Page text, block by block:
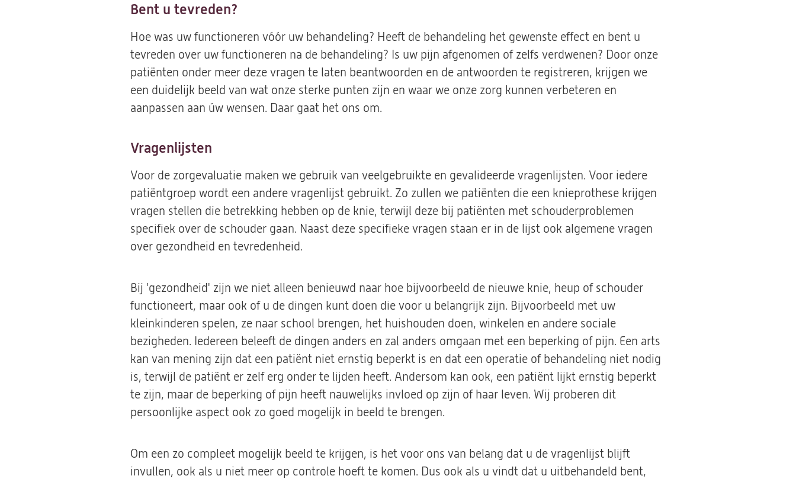
Bent u tevreden?
Hoe was uw functioneren vóór uw behandeling? Heeft de behandeling het gewenste effect en bent u
tevreden over uw functioneren na de behandeling? Is uw pijn afgenomen of zelfs verdwenen? Door onze
patiënten onder meer deze vragen te laten beantwoorden en de antwoorden te registreren, krijgen we
een duidelijk beeld van wat onze sterke punten zijn en waar we onze zorg kunnen verbeteren en
aanpassen aan úw wensen. Daar gaat het ons om.
Vragenlijsten
Voor de zorgevaluatie maken we gebruik van veelgebruikte en gevalideerde vragenlijsten. Voor iedere
patiëntgroep wordt een andere vragenlijst gebruikt. Zo zullen we patiënten die een knieprothese krijgen
vragen stellen die betrekking hebben op de knie, terwijl deze bij patiënten met schouderproblemen
specifiek over de schouder gaan. Naast deze specifieke vragen staan er in de lijst ook algemene vragen
over gezondheid en tevredenheid.
Bij 'gezondheid' zijn we niet alleen benieuwd naar hoe bijvoorbeeld de nieuwe knie, heup of schouder
functioneert, maar ook of u de dingen kunt doen die voor u belangrijk zijn. Bijvoorbeeld met uw
kleinkinderen spelen, ze naar school brengen, het huishouden doen, winkelen en andere sociale
bezigheden. Iedereen beleeft de dingen anders en zal anders omgaan met een beperking of pijn. Een arts
kan van mening zijn dat een patiënt niet ernstig beperkt is en dat een operatie of behandeling niet nodig
is, terwijl de patiënt er zelf erg onder te lijden heeft. Andersom kan ook, een patiënt lijkt ernstig beperkt
te zijn, maar de beperking of pijn heeft nauwelijks invloed op zijn of haar leven. Wij proberen dit
persoonlijke aspect ook zo goed mogelijk in beeld te brengen.
Om een zo compleet mogelijk beeld te krijgen, is het voor ons van belang dat u de vragenlijst blijft
invullen, ook als u niet meer op controle hoeft te komen. Dus ook als u vindt dat u uitbehandeld bent,